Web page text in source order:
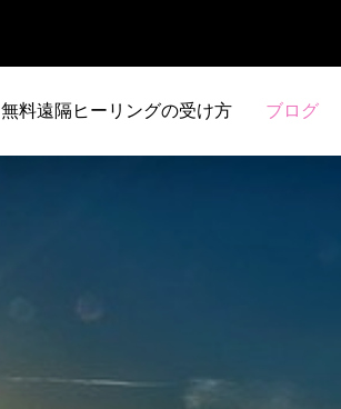
無料遠隔ヒーリングの受け方 ブログ